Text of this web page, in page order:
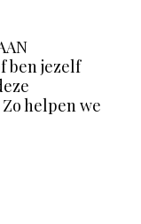
ben jezelf
helpen we